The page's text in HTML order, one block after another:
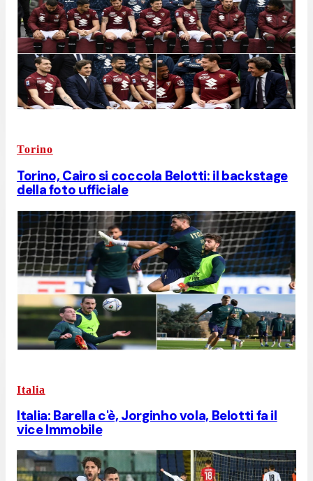
Torino
Torino, Cairo si coccola Belotti: il backstage
della foto ufficiale
Italia
Italia: Barella c'è, Jorginho vola, Belotti fa il
vice Immobile